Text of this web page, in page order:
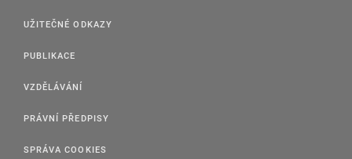
UŽITEČNÉ ODKAZY
PUBLIKACE
VZDĚLÁVÁNÍ
PRÁVNÍ PŘEDPISY
SPRÁVA COOKIES